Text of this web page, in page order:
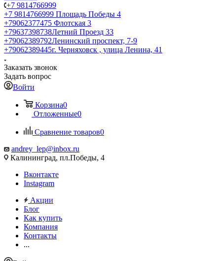
+7 9814766999
+7 9814766999 Площадь Победы 4
+79062377475 Флотская 3
+79637398738Летний Проезд 33
+79062389792Ленинский проспект, 7-9
+79062389445г. Черняховск , улица Ленина, 41
Заказать звонок
Задать вопрос
Войти
Корзина0
Отложенные0
Сравнение товаров0
andrey_lep@inbox.ru
Калининград, пл.Победы, 4
Вконтакте
Instagram
Акции
Блог
Как купить
Компания
Контакты
...